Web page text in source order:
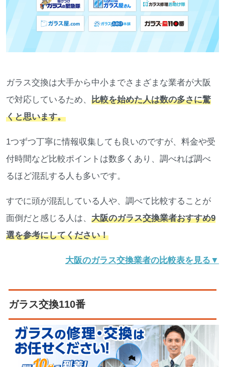
ガラス交換は大手から中小までさまざまな業者が大阪
で対応しているため、 比較を始めた人は数の多さに驚
くと思います。
1つずつ丁寧に情報収集しても良いのですが、料金や受
付時間など比較ポイントは数多くあり、調べれば調べ
るほど混乱する人も多いです。
すでに頭が混乱している人や、調べて比較することが
面倒だと感じる人は、 大阪のガラス交換業者おすすめ9
選を参考にしてください！
大阪のガラス交換業者の比較表を見る▼
ガラス交換110番